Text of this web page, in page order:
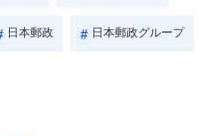
日本郵政 日本郵政グループ